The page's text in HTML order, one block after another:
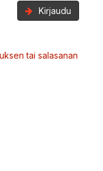
Kirjaudu
tai salasanan